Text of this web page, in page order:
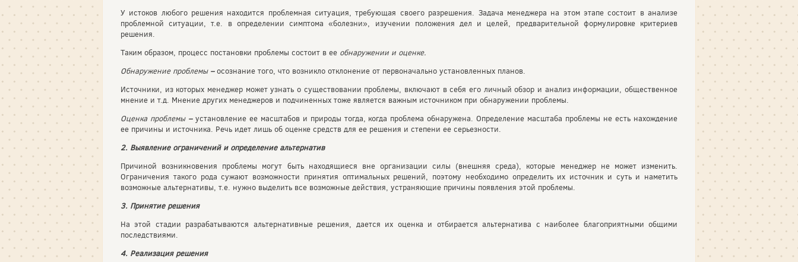
У истоков любого решения находится проблемная ситуация, требующая своего разрешения. Задача менеджера на этом этапе состоит в анализе
проблемной ситуации, т.е. в определении симптома «болезни», изучении положения дел и целей, предварительной формулировке критериев
решения.
Таким образом, процесс постановки проблемы состоит в ее обнаружении и оценке.
Обнаружение проблемы –осознание того, что возникло отклонение от первоначально установленных планов.
Источники, из которых менеджер может узнать о существовании проблемы, включают в себя его личный обзор и анализ информации, общественное
мнение и т.д. Мнение других менеджеров и подчиненных тоже является важным источником при обнаружении проблемы.
Оценка проблемы –установление ее масштабов и природы тогда, когда проблема обнаружена. Определение масштаба проблемы не есть нахождение
ее причины и источника. Речь идет лишь об оценке средств для ее решения и степени ее серьезности.
2. Выявление ограничений и определение альтернатив
Причиной возникновения проблемы могут быть находящиеся вне организации силы (внешняя среда), которые менеджер не может изменить.
Ограничения такого рода сужают возможности принятия оптимальных решений, поэтому необходимо определить их источник и суть и наметить
возможные альтернативы, т.е. нужно выделить все возможные действия, устраняющие причины появления этой проблемы.
3. Принятие решения
На этой стадии разрабатываются альтернативные решения, дается их оценка и отбирается альтернатива с наиболее благоприятными общими
последствиями.
4. Реализация решения